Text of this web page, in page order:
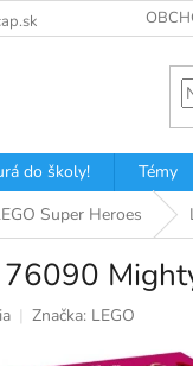
do školy! Témy
Super Heroes
Značka: LEGO